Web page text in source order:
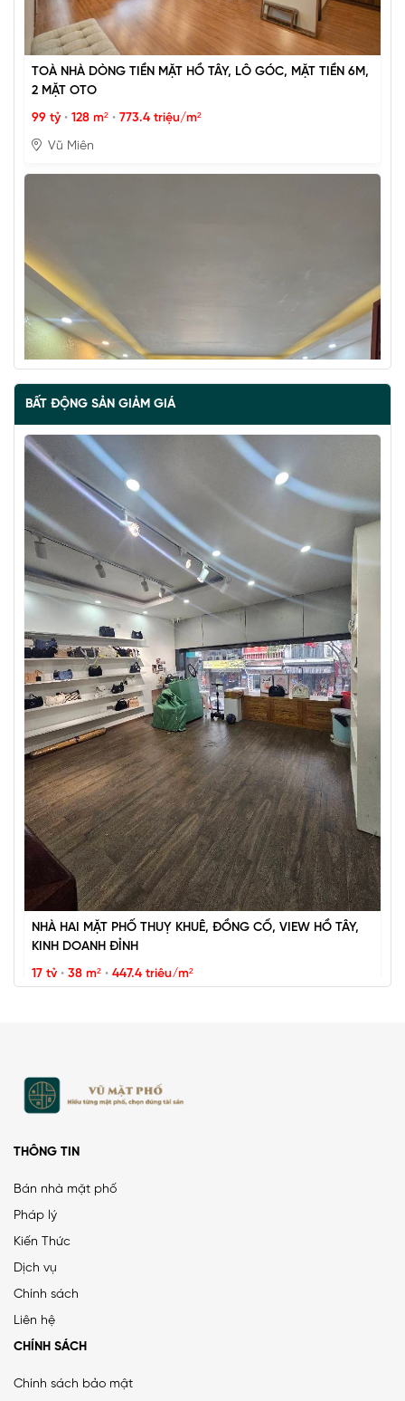
TOÀ NHÀ DÒNG TIỀN MẶT HỒ TÂY, LÔ GÓC, MẶT TIỀN 6M,
2 MẶT OTO
99 tỷ • 128 m² • 773.4 triệu/m²
Vũ Miên
BÁN ĐẢO VŨ MIÊN, SIÊU PHẨM MẶT HỒ TÂY, 2 THOÁNG,
NHÀ DÂN XÂY
67 tỷ•57 m²•1.2 tỷ/m²
Vũ Miên
PHÂN LÔ LẠC TRUNG 2 Ô TÔ DỪNG ĐỖ, VỈA HÈ, DÂN XÂY
BẤT ĐỘNG SẢN GIẢM GIÁ
NHÀ HAI MẶT PHỐ THUỴ KHUÊ, ĐỒNG CỔ, VIEW HỒ TÂY,
KINH DOANH ĐỈNH
17 tỷ • 38 m² • 447.4 triệu/m²
THÔNG TIN
Bán nhà mặt phố
Pháp lý
Kiến Thức
Dịch vụ
Chính sách
Liên hệ
CHÍNH SÁCH
Chính sách bảo mật